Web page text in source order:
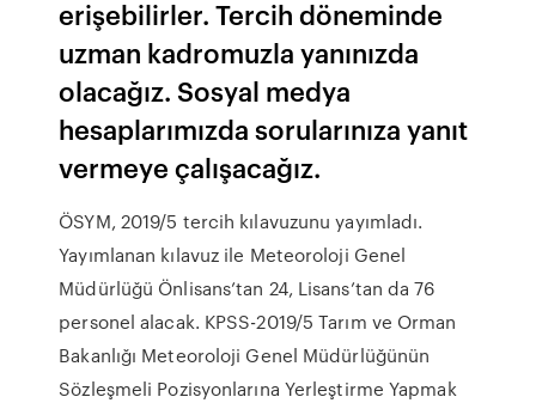
erişebilirler. Tercih döneminde
uzman kadromuzla yanınızda
olacağız. Sosyal medya
hesaplarımızda sorularınıza yanıt
vermeye çalışacağız.
ÖSYM, 2019/5 tercih kılavuzunu yayımladı.
Yayımlanan kılavuz ile Meteoroloji Genel
Müdürlüğü Önlisans’tan 24, Lisans’tan da 76
personel alacak. KPSS-2019/5 Tarım ve Orman
Bakanlığı Meteoroloji Genel Müdürlüğünün
Sözleşmeli Pozisyonlarına Yerleştirme Yapmak